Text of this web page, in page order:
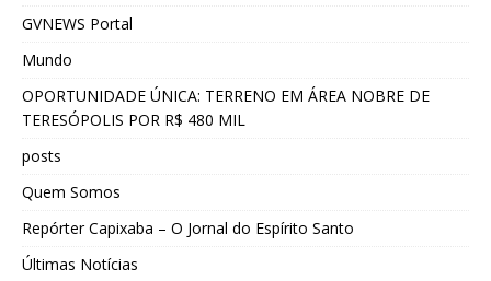
GVNEWS Portal
Mundo
OPORTUNIDADE ÚNICA: TERRENO EM ÁREA NOBRE DE
TERESÓPOLIS POR R$ 480 MIL
posts
Quem Somos
Repórter Capixaba – O Jornal do Espírito Santo
Últimas Notícias